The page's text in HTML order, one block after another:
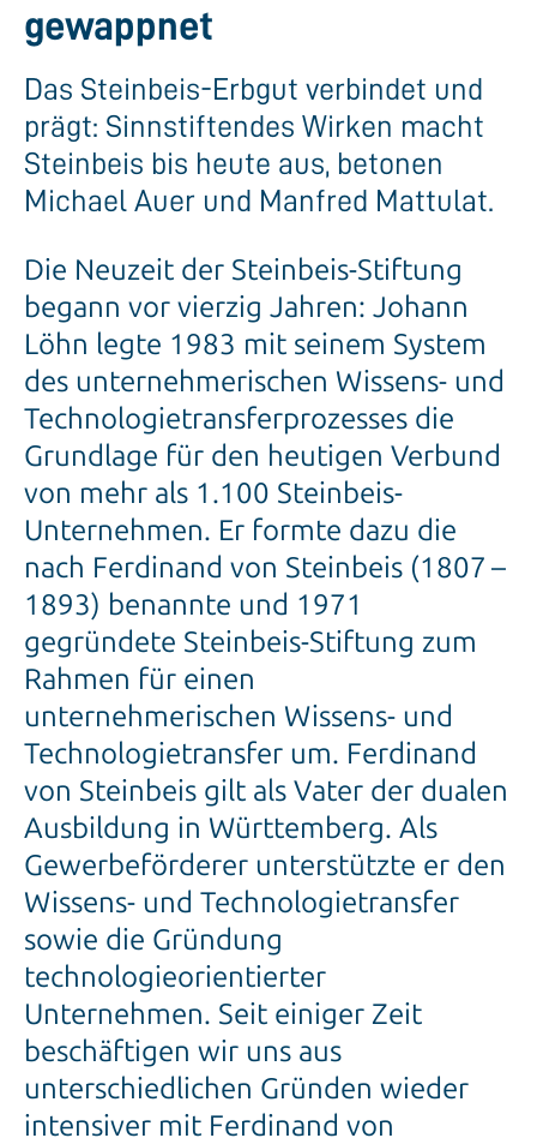
gewappnet
Das Steinbeis-Erbgut verbindet und
prägt: Sinnstiftendes Wirken macht
Steinbeis bis heute aus, betonen
Michael Auer und Manfred Mattulat.
Die Neuzeit der Steinbeis-Stiftung
begann vor vierzig Jahren: Johann
Löhn legte 1983 mit seinem System
des unternehmerischen Wissens- und
Technologietransferprozesses die
Grundlage für den heutigen Verbund
von mehr als 1.100 Steinbeis-
Unternehmen. Er formte dazu die
nach Ferdinand von Steinbeis (1807 –
1893) benannte und 1971
gegründete Steinbeis-Stiftung zum
Rahmen für einen
unternehmerischen Wissens- und
Technologietransfer um. Ferdinand
von Steinbeis gilt als Vater der dualen
Ausbildung in Württemberg. Als
Gewerbe­förderer unterstützte er den
Wissens- und Technologietransfer
sowie die Gründung
technologieorientierter
Unternehmen. Seit einiger Zeit
beschäftigen wir uns aus
unterschiedlichen Gründen wieder
intensiver mit Ferdinand von